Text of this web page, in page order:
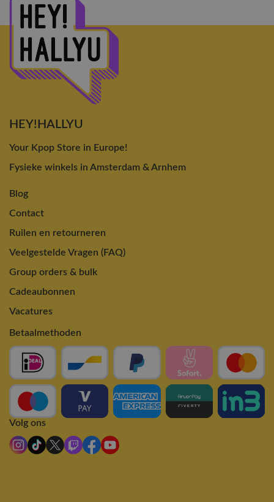
HEY!HALLYU
Your Kpop Store in Europe!
Fysieke winkels in Amsterdam & Arnhem
Blog
Contact
Ruilen en retourneren
Veelgestelde Vragen (FAQ)
Group orders & bulk
Cadeaubonnen
Vacatures
Betaalmethoden
Volg ons